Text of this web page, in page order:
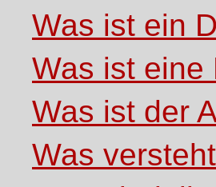
Was ist ein
Was ist eine
Was ist der
Was